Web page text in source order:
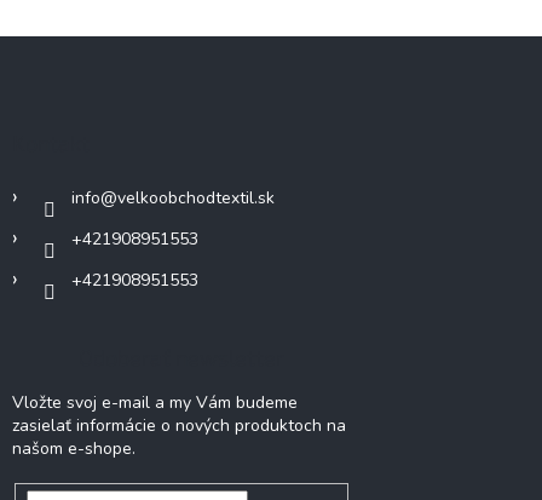
info@velkoobchodtextil.sk
+421908951553
+421908951553
Vložte svoj e-mail a my Vám budeme
zasielať informácie o nových produktoch na
našom e-shope.